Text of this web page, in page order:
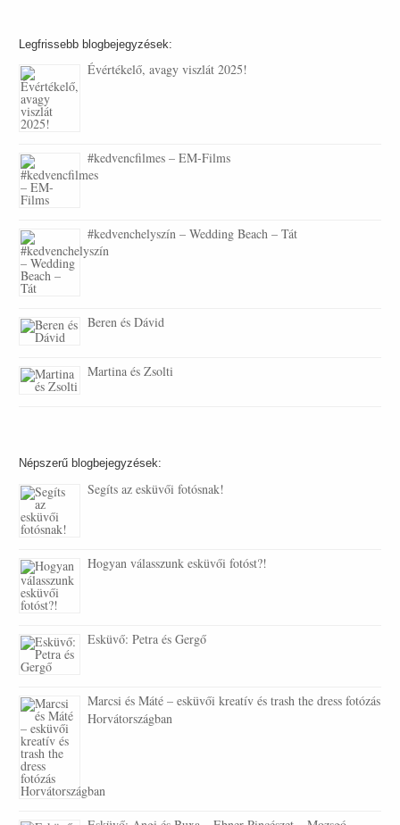
Legfrissebb blogbejegyzések:
Évértékelő, avagy viszlát 2025!
#kedvencfilmes – EM-Films
#kedvenchelyszín – Wedding Beach – Tát
Beren és Dávid
Martina és Zsolti
Népszerű blogbejegyzések:
Segíts az esküvői fotósnak!
Hogyan válasszunk esküvői fotóst?!
Esküvő: Petra és Gergő
Marcsi és Máté – esküvői kreatív és trash the dress fotózás
Horvátországban